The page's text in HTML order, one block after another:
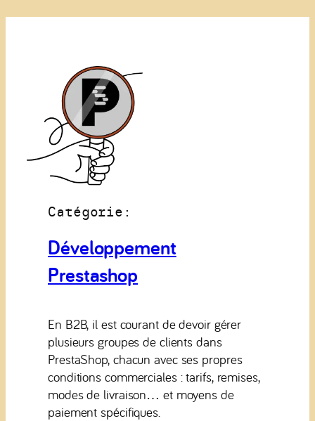
Catégorie:
Développement
Prestashop
En B2B, il est courant de devoir gérer
plusieurs groupes de clients dans
PrestaShop, chacun avec ses propres
conditions commerciales : tarifs, remises,
modes de livraison… et moyens de
paiement spécifiques.